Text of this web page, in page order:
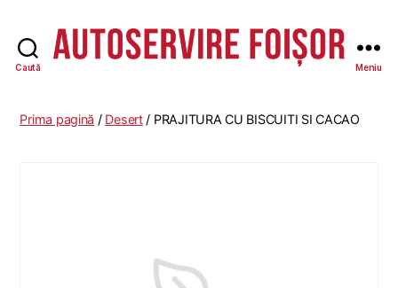
Caută Meniu
Prima pagină / Desert/ PRAJITURA CU BISCUITI SI CACAO